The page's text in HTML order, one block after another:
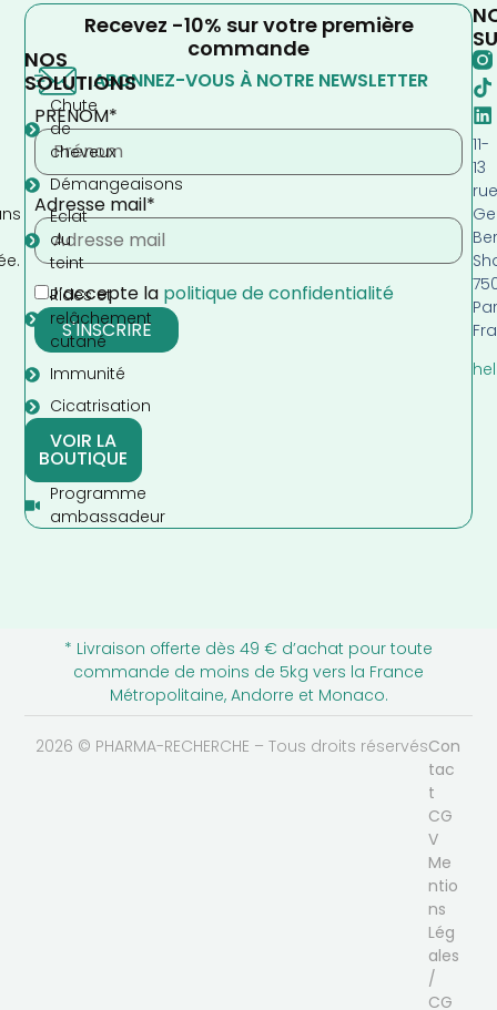
Recevez -10% sur votre première
commande
ABONNEZ-VOUS À NOTRE NEWSLETTER
PRENOM*
Adresse mail*
J’accepte la politique de confidentialité
NOS
SOLUTIONS
Chute
de
cheveux
Démangeaisons
Eclat
du
teint
Rides et
relâchement
cutané
Immunité
Cicatrisation
VOIR LA
BOUTIQUE
Programme
ambassadeur
11-
13
rue
* Livraison offerte dès 49 € d’achat pour toute
commande de moins de 5kg vers la France
Métropolitaine, Andorre et Monaco.
2026 © PHARMA-RECHERCHE – Tous droits réservésCon
tac
t
CG
V
Me
ntio
ns
Lég
ales
/
CG